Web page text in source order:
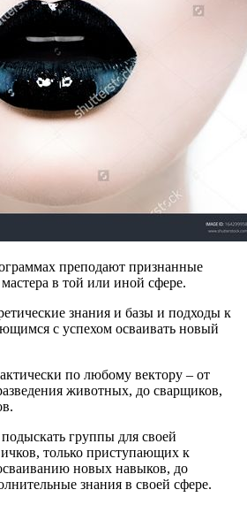
преподают признанные
в той или иной сфере.
знания и базы и подходы к
с успехом осваивать новый
по любому вектору – от
животных, до сварщиков,
группы для своей
только приступающих к
новых навыков, до
знания в своей сфере.